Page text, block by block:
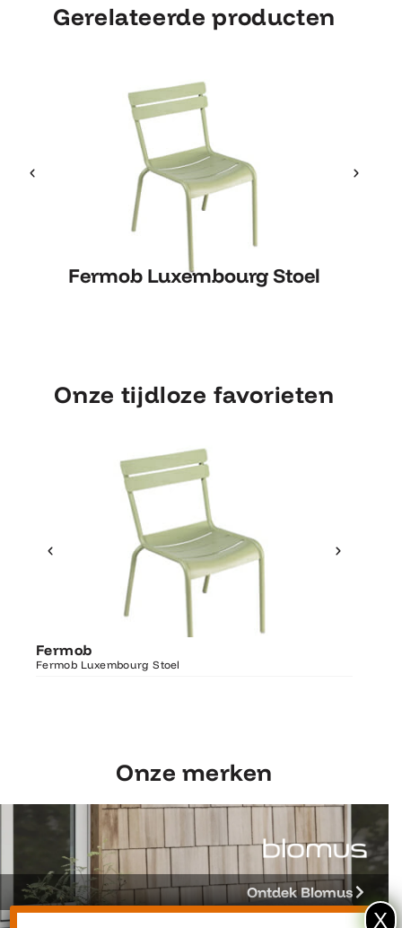
Gerelateerde producten
Fermob Luxembourg Stoel
Fermob Luxembourg Stoel
Onze tijdloze favorieten
Fermob
Fermob Luxembourg Stoel
Ontdek Fermob
Luxembourg Stoel
Onze merken
Ontdek Blomus
X